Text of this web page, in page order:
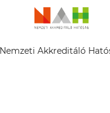
Nemzeti Akkreditáló